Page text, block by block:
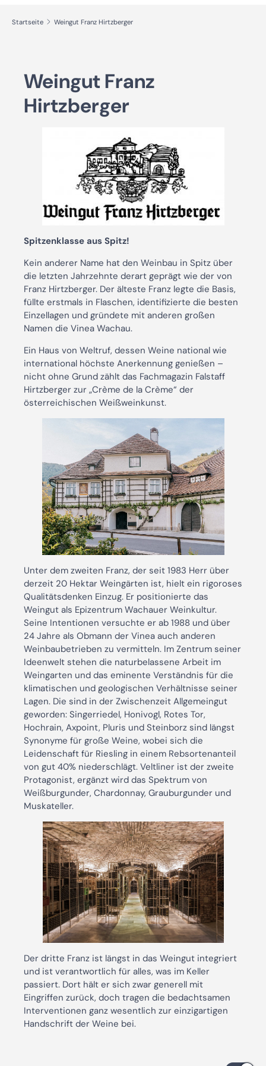
Startseite Weingut Franz Hirtzberger
Weingut Franz
Hirtzberger
Spitzenklasse aus Spitz!
Kein anderer Name hat den Weinbau in Spitz über
die letzten Jahrzehnte derart geprägt wie der von
Franz Hirtzberger. Der älteste Franz legte die Basis,
füllte erstmals in Flaschen, identifizierte die besten
Einzellagen und gründete mit anderen großen
Namen die Vinea Wachau.
Ein Haus von Weltruf, dessen Weine national wie
international höchste Anerkennung genießen –
nicht ohne Grund zählt das Fachmagazin Falstaff
Hirtzberger zur „Crème de la Crème“ der
österreichischen Weißweinkunst.
Unter dem zweiten Franz, der seit 1983 Herr über
derzeit 20 Hektar Weingärten ist, hielt ein rigoroses
Qualitätsdenken Einzug. Er positionierte das
Weingut als Epizentrum Wachauer Weinkultur.
Seine Intentionen versuchte er ab 1988 und über
24 Jahre als Obmann der Vinea auch anderen
Weinbaubetrieben zu vermitteln. Im Zentrum seiner
Ideenwelt stehen die naturbelassene Arbeit im
Weingarten und das eminente Verständnis für die
klimatischen und geologischen Verhältnisse seiner
Lagen. Die sind in der Zwischenzeit Allgemeingut
geworden: Singerriedel, Honivogl, Rotes Tor,
Hochrain, Axpoint, Pluris und Steinborz sind längst
Synonyme für große Weine, wobei sich die
Leidenschaft für Riesling in einem Rebsortenanteil
von gut 40% niederschlägt. Veltliner ist der zweite
Protagonist, ergänzt wird das Spektrum von
Weißburgunder, Chardonnay, Grauburgunder und
Muskateller.
Der dritte Franz ist längst in das Weingut integriert
und ist verantwortlich für alles, was im Keller
passiert. Dort hält er sich zwar generell mit
Eingriffen zurück, doch tragen die bedachtsamen
Interventionen ganz wesentlich zur einzigartigen
Handschrift der Weine bei.